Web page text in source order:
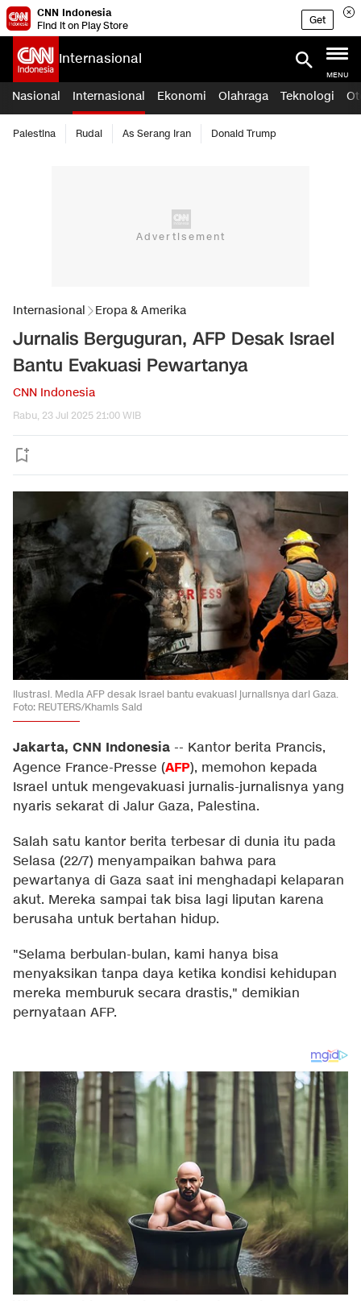
CNN Indonesia
Find it on Play Store
Get
Internasional
MENU
Nasional Internasional Ekonomi Olahraga Teknologi
Palestina Rudal As Serang Iran Donald Trump
Internasional Eropa & Amerika
Jurnalis Berguguran, AFP Desak Israel
Bantu Evakuasi Pewartanya
CNN Indonesia
Rabu, 23 Jul 2025 21:00 WIB
Ilustrasi. Media AFP desak Israel bantu evakuasi jurnalisnya dari Gaza.
Foto: REUTERS/Khamis Said
Jakarta, CNN Indonesia -- Kantor berita Prancis,
Agence France-Presse (AFP), memohon kepada
Israel untuk mengevakuasi jurnalis-jurnalisnya yang
nyaris sekarat di Jalur Gaza, Palestina.
Salah satu kantor berita terbesar di dunia itu pada
Selasa (22/7) menyampaikan bahwa para
pewartanya di Gaza saat ini menghadapi kelaparan
akut. Mereka sampai tak bisa lagi liputan karena
berusaha untuk bertahan hidup.
"Selama berbulan-bulan, kami hanya bisa
menyaksikan tanpa daya ketika kondisi kehidupan
mereka memburuk secara drastis," demikian
pernyataan AFP.